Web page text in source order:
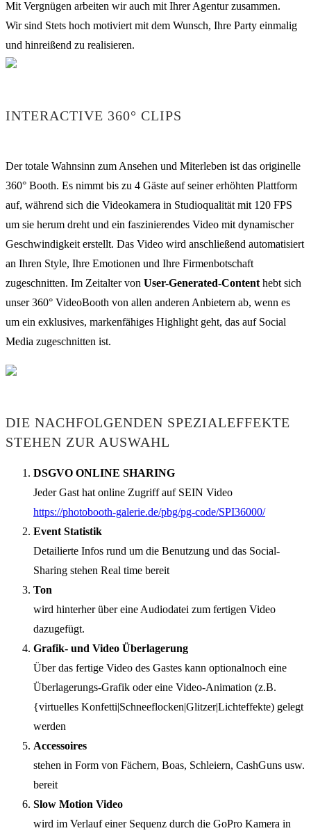
Mit Vergnügen arbeiten wir auch mit Ihrer Agentur zusammen.
Wir sind Stets hoch motiviert mit dem Wunsch, Ihre Party einmalig
und hinreißend zu realisieren.
INTERACTIVE 360° CLIPS
Der totale Wahnsinn zum Ansehen und Miterleben ist das originelle
360° Booth. Es nimmt bis zu 4 Gäste auf seiner erhöhten Plattform
auf, während sich die Videokamera in Studioqualität mit 120 FPS
um sie herum dreht und ein faszinierendes Video mit dynamischer
Geschwindigkeit erstellt. Das Video wird anschließend automatisiert
an Ihren Style, Ihre Emotionen und Ihre Firmenbotschaft
zugeschnitten. Im Zeitalter von User-Generated-Content hebt sich
unser 360° VideoBooth von allen anderen Anbietern ab, wenn es
um ein exklusives, markenfähiges Highlight geht, das auf Social
Media zugeschnitten ist.
DIE NACHFOLGENDEN SPEZIALEFFEKTE
STEHEN ZUR AUSWAHL
DSGVO ONLINE SHARING
Jeder Gast hat online Zugriff auf SEIN Video
https://photobooth-galerie.de/pbg/pg-code/SPI36000/
Event Statistik
Detailierte Infos rund um die Benutzung und das Social-
Sharing stehen Real time bereit
Ton
wird hinterher über eine Audiodatei zum fertigen Video
dazugefügt.
Grafik- und Video Überlagerung
Über das fertige Video des Gastes kann optionalnoch eine
Überlagerungs-Grafik oder eine Video-Animation (z.B.
{virtuelles Konfetti|Schneeflocken|Glitzer|Lichteffekte) gelegt
werden
Accessoires
stehen in Form von Fächern, Boas, Schleiern, CashGuns usw.
bereit
Slow Motion Video
wird im Verlauf einer Sequenz durch die GoPro Kamera in